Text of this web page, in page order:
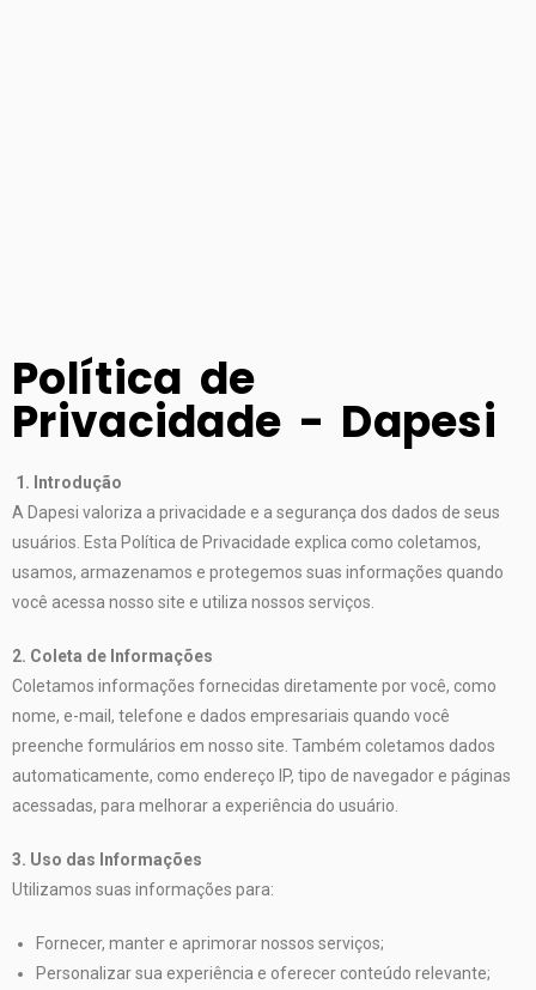
Política de
Privacidade - Dapesi
1. Introdução
A Dapesi valoriza a privacidade e a segurança dos dados de seus
usuários. Esta Política de Privacidade explica como coletamos,
usamos, armazenamos e protegemos suas informações quando
você acessa nosso site e utiliza nossos serviços.
2. Coleta de Informações
Coletamos informações fornecidas diretamente por você, como
nome, e-mail, telefone e dados empresariais quando você
preenche formulários em nosso site. Também coletamos dados
automaticamente, como endereço IP, tipo de navegador e páginas
acessadas, para melhorar a experiência do usuário.
3. Uso das Informações
Utilizamos suas informações para:
Fornecer, manter e aprimorar nossos serviços;
Personalizar sua experiência e oferecer conteúdo relevante;